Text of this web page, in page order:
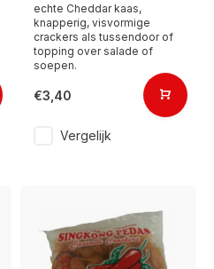
echte Cheddar kaas,
knapperig, visvormige
crackers als tussendoor of
topping over salade of
soepen.
€3,40
Vergelijk